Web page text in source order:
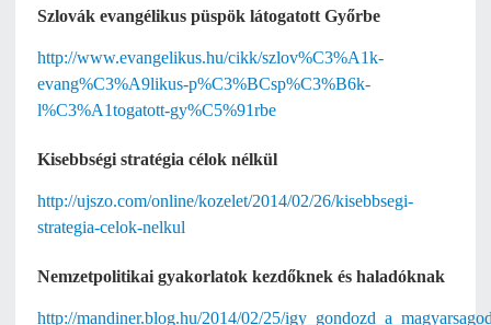
Szlovák evangélikus püspök látogatott Győrbe
http://www.evangelikus.hu/cikk/szlov%C3%A1k-
evang%C3%A9likus-p%C3%BCsp%C3%B6k-
l%C3%A1togatott-gy%C5%91rbe
Kisebbségi stratégia célok nélkül
http://ujszo.com/online/kozelet/2014/02/26/kisebbsegi-
strategia-celok-nelkul
Nemzetpolitikai gyakorlatok kezdőknek és haladóknak
http://mandiner.blog.hu/2014/02/25/